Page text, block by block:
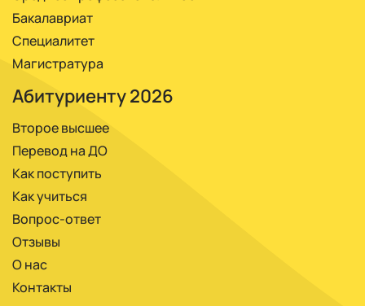
Бакалавриат
Специалитет
Магистратура
Абитуриенту 2026
Второе высшее
Перевод на ДО
Как поступить
Как учиться
Вопрос-ответ
Отзывы
О нас
Контакты